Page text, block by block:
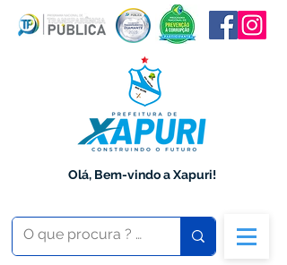
Olá, Bem-vindo a Xapuri!